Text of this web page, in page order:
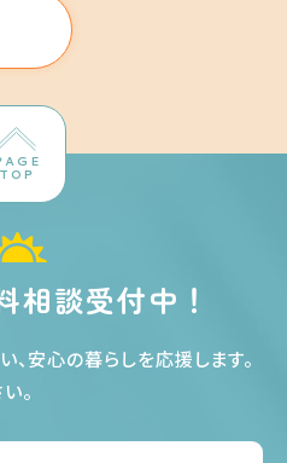
TOP
相談受付中！
、安心の暮らしを応援します。
。